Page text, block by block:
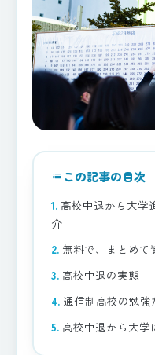
list この記事の目次
高校中退から大学
介
無料で、まとめて
高校中退の実態
通信制高校の勉強
高校中退から大学